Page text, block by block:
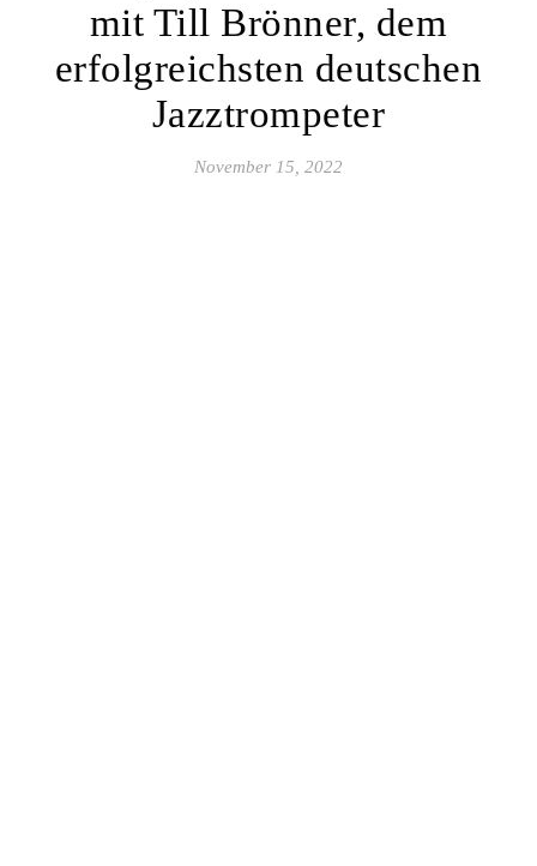
mit Till Brönner, dem
erfolgreichsten deutschen
Jazztrompeter
November 15, 2022